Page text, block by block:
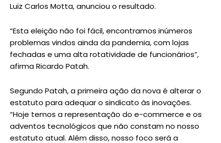
Luiz Carlos Motta, anunciou o resultado.
“Esta eleição não foi fácil, encontramos inúmeros
problemas vindos ainda da pandemia, com lojas
fechadas e uma alta rotatividade de funcionários”,
afirma Ricardo Patah.
Segundo Patah, a primeira ação da nova é alterar o
estatuto para adequar o sindicato às inovações.
“Hoje temos a representação do e-commerce e os
adventos tecnológicos que não constam no nosso
estatuto atual. Além disso, nosso foco será a